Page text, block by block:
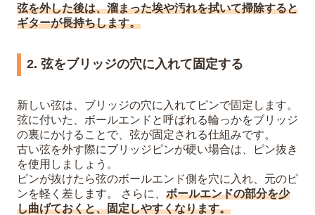
弦を外した後は、溜まった埃や汚れを拭いて掃除すると
ギターが長持ちします。
2. 弦をブリッジの穴に入れて固定する
新しい弦は、ブリッジの穴に入れてピンで固定します。
弦に付いた、ボールエンドと呼ばれる輪っかをブリッジ
の裏にかけることで、弦が固定される仕組みです。
古い弦を外す際にブリッジピンが硬い場合は、ピン抜き
を使用しましょう。
ピンが抜けたら弦のボールエンド側を穴に入れ、元のピ
ンを軽く差します。 さらに、 ボールエンドの部分を少
し曲げておくと、固定しやすくなります。